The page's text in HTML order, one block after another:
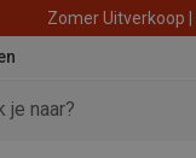
Zomer Uitverkoop